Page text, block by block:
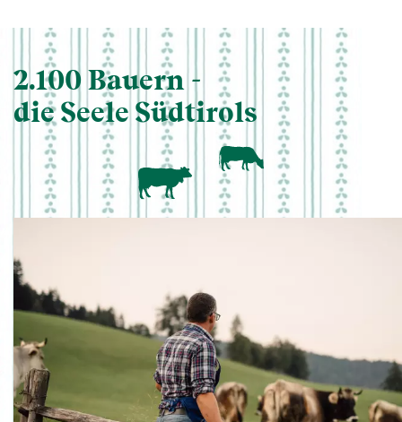
2.100 Bauern -
die Seele Südtirols